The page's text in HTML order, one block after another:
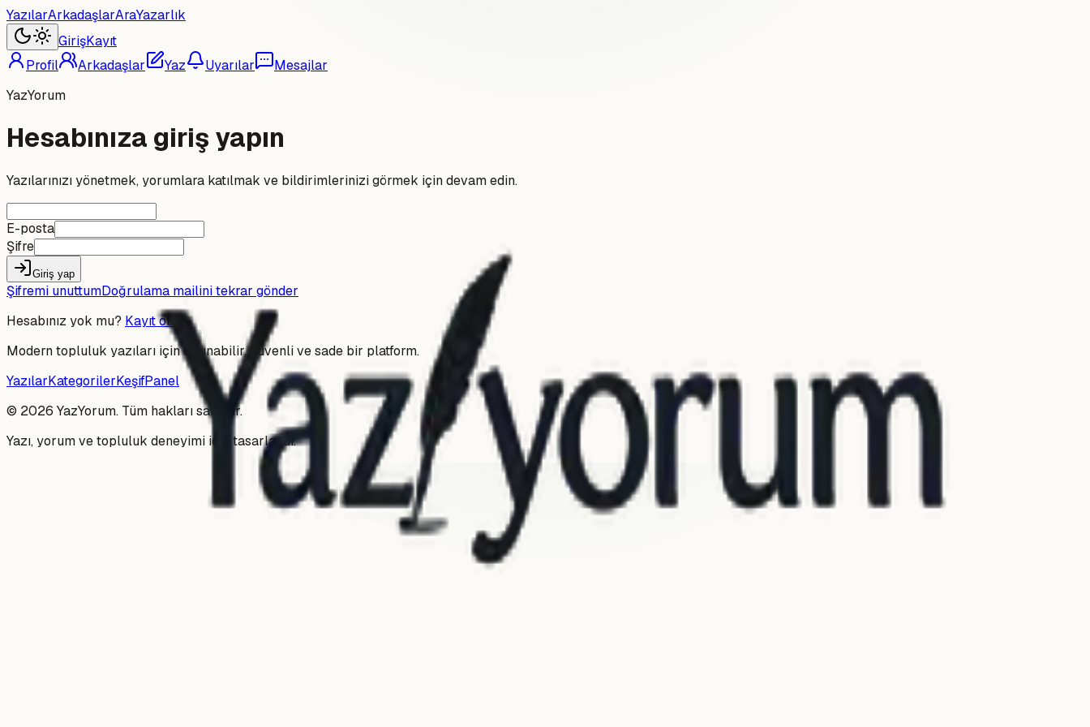
YazılarArkadaşlarAraYazarlık
GirişKayıt
Profil
Arkadaşlar Yaz Uyarılar
Mesajlar
YazYorum
Hesabınıza giriş yapın
Yazılarınızı yönetmek, yorumlara katılmak ve bildirimlerinizi görmek için devam edin.
E-posta
Şifre
Giriş yap
Şifremi unuttumDoğrulama mailini tekrar gönder
Hesabınız yok mu? Kayıt olun
Modern topluluk yazıları için okunabilir, güvenli ve sade bir platform.
YazılarKategorilerKeşifPanel
© 2026 YazYorum. Tüm hakları saklıdır.
Yazı, yorum ve topluluk deneyimi için tasarlandı.